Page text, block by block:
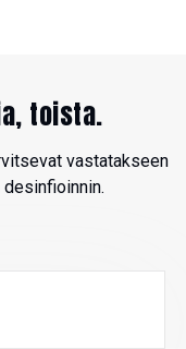
toista.
vastatakseen